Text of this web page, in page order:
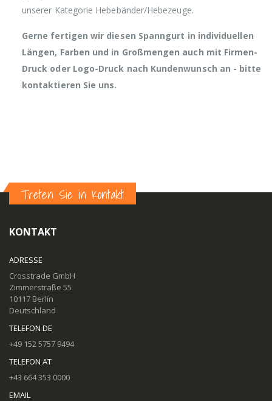
unserer Kategorie Hebebänder/Hebezeuge.
Gerne fertigen wir diesen Spanngurt in individuellen
Längen, Farben und in Großmengen auch mit Firmen-
Druck oder Logo-Druck nach Kundenwunsch an - bitte
kontaktieren Sie uns.
Treten Sie in Kontakt
KONTAKT
ADRESSE
Crosstrade GmbH
Zimmerstraße 55
10117 Berlin
Deutschland
TELEFON DE
+49 152 5757 9494
TELEFON AT
+43 664 353 0000
EMAIL